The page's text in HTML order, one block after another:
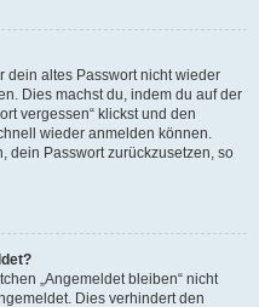
dein altes Passwort nicht wieder
Dies machst du, indem du auf der
vergessen“ klickst und den
wieder anmelden können.
dein Passwort zurückzusetzen, so
„Angemeldet bleiben“ nicht
Dies verhindert den